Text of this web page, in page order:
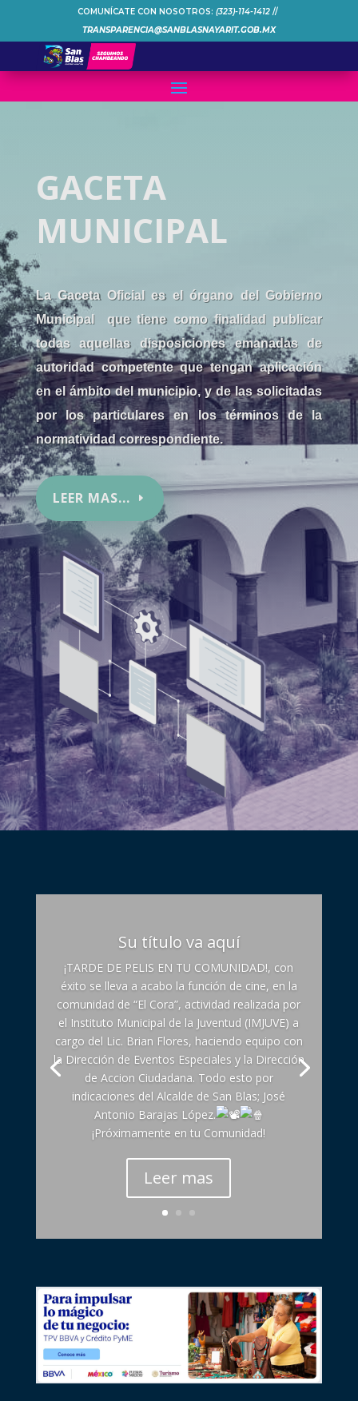
COMUNÍCATE CON NOSOTROS: (323)-114-1412//
TRANSPARENCIA@SANBLASNAYARIT.GOB.MX
GACETA
MUNICIPAL
La Gaceta Oficial es el órgano del Gobierno
Municipal que tiene como finalidad publicar
todas aquellas disposiciones emanadas de
autoridad competente que tengan aplicación
en el ámbito del municipio, y de las solicitadas
por los particulares en los términos de la
normatividad correspondiente.
LEER MAS...
Su título va aquí
¡TARDE DE PELIS EN TU COMUNIDAD!, con
éxito se lleva a acabo la función de cine, en la
comunidad de “El Cora”, actividad realizada por
el Instituto Municipal de la Juventud (IMJUVE) a
cargo del Lic. Brian Flores, haciendo equipo con
la Dirección de Eventos Especiales y la Dirección
de Accion Ciudadana. Todo esto por
indicaciones del Alcalde de San Blas; José
Antonio Barajas López.
¡Próximamente en tu Comunidad!
Leer mas